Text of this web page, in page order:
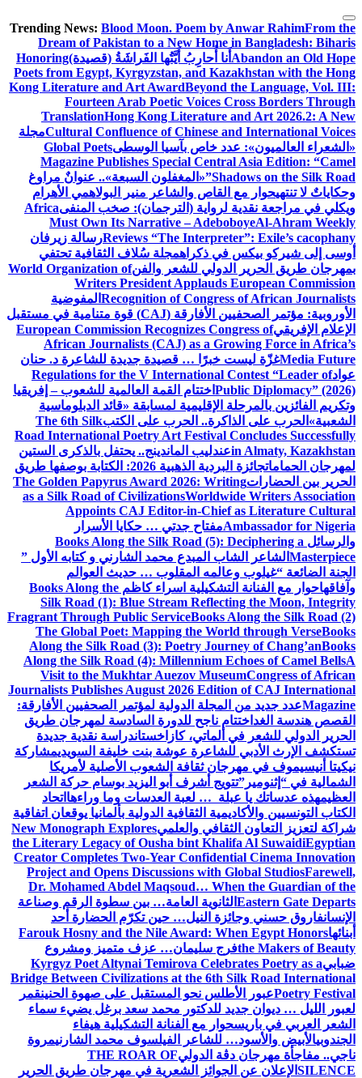
التجاوز
إلى
المحتوى
Trending News: Blood Moon. Poem by Anwar RahimFrom the
Dream of Pakistan to a New Home in Bangladesh: Biharis
Abandon an Old Hope أَنا أُحارِبُ أَيَّتُها الفَراشَةُ (قصيدة)Honoring
Poets from Egypt, Kyrgyzstan, and Kazakhstan with the Hong
Kong Literature and Art AwardBeyond the Language, Vol. III:
Fourteen Arab Poetic Voices Cross Borders Through
TranslationHong Kong Literature and Art 2026.2: A New
Cultural Confluence of Chinese and International Voicesمجلة
«الشعراء العالميون»: عدد خاص بآسيا الوسطىGlobal Poets
Magazine Publishes Special Central Asia Edition: “Camel
Shadows on the Silk Road” «المغفلون السبعة».. عنوانٌ مراوغ
وحكاياتٌ لا تنتهيحوار مع القاص والشاعر منير البولاهمي الأهرام
ويكلي في مراجعة نقدية لرواية (الترجمان): صخب المنفىAfrica
Must Own Its Narrative – AdeboboyeAl-Ahram Weekly
Reviews “The Interpreter”: Exile’s cacophanyرسالة زيرفان
أوسى إلى شيركو بيكس في ذكراهمجلة سُلاف الثقافية تحتفي
بمهرجان طريق الحرير الدولي للشعر والفنWorld Organization of
Writers President Applauds European Commission
Recognition of Congress of African Journalists المفوضية
الأوروبية: مؤتمر الصحفيين الأفارقة (CAJ) قوة متنامية في مستقبل
الإعلام الإفريقيEuropean Commission Recognizes Congress of
African Journalists (CAJ) as a Growing Force in Africa’s
Media Futureغزّة ليست خبرًا … قصيدة جديدة للشاعرة د. حنان
عوادRegulations for the V International Contest “Leader of
Public Diplomacy” (2026) اختتام القمة العالمية للشعوب – إفريقيا
وتكريم الفائزين بالمرحلة الإقليمية لمسابقة «قائد الدبلوماسية
الشعبية» الحرب على الذاكرة.. الحرب على الكتبThe 6th Silk
Road International Poetry Art Festival Concludes Successfully
in Almaty, Kazakhstanعندليب الماندينج.. يحتفل بالذكرى الستين
لمهرجان الحمامات
جائزة البردية الذهبية 2026: الكتابة بوصفها طريق
الحرير بين الحضاراتThe Golden Papyrus Award 2026: Writing
as a Silk Road of CivilizationsWorldwide Writers Association
Appoints CAJ Editor-in-Chief as Literature Cultural
Ambassador for Nigeriaمفتاح جدتي … حكايا الأسرار
والرسائل Books Along the Silk Road (5): Deciphering a
Masterpiece الشاعر الشاب المبدع محمد الشارني و كتابه الأول ”
الجنة الضائعة “غيلوب وعالمه المقلوب … حديث العوالم
وآفاقهاحوار مع الفنانة التشكيلية اسراء كاظم Books Along the
Silk Road (1): Blue Stream Reflecting the Moon, Integrity
Fragrant Through Public ServiceBooks Along the Silk Road (2)
The Global Poet: Mapping the World through VerseBooks
Along the Silk Road (3): Poetry Journey of Chang’anBooks
Along the Silk Road (4): Millennium Echoes of Camel BellsA
Visit to the Mukhtar Auezov MuseumCongress of African
Journalists Publishes August 2026 Edition of CAJ International
Magazineعدد جديد من المجلة الدولية لمؤتمر الصحفيين الأفارقة:
القصص هندسة الغد اختتام ناجح للدورة السادسة لمهرجان طريق
الحرير الدولي للشعر في ألماتي، كازاخستاندراسة نقدية جديدة
تستكشف الإرث الأدبي للشاعرة عوشة بنت خليفة السويديمشاركة
نيكيتا أنيسيموف في مهرجان ثقافة الشعوب الأصلية لأمريكا
الشمالية في “إثنومير”تتويج أشرف أبو اليزيد بوسام حركة الشعر
العظيمهذه عدساتك يا عبلة … لعبة العدسات وما وراءها اتحاد
الكتاب التونسيين والأكاديمية الثقافية الدولية بألمانيا يوقعان اتفاقية
شراكة لتعزيز التعاون الثقافي والعلميNew Monograph Explores
the Literary Legacy of Ousha bint Khalifa Al SuwaidiEgyptian
Creator Completes Two-Year Confidential Cinema Innovation
Project and Opens Discussions with Global StudiosFarewell,
Dr. Mohamed Abdel Maqsoud… When the Guardian of the
Eastern Gate Departs الثانوية العامة… بين سطوة الرقم وصناعة
الإنسانفاروق حسني وجائزة النيل… حين تكرّم الحضارة أحد
أبنائهاFarouk Hosny and the Nile Award: When Egypt Honors
the Makers of Beautyفرج سليمان… عزف متميز ومشروع
ضبابيKyrgyz Poet Altynai Temirova Celebrates Poetry as a
Bridge Between Civilizations at the 6th Silk Road International
Poetry Festivalعبور الأطلس نحو المستقبل على صهوة الحنينقمر
لعبور الليل … ديوان جديد للدكتور محمد سعد برغل يضيء سماء
الشعر العربي في باريسحوار مع الفنانة التشكيلية هيفاء
الجندوبيالأبيض والأسود… للشاعر الفيلسوف محمد الشارنيمروة
ناجي.. مفاجأة مهرجان دڨة الدوليTHE ROAR OF
SILENCE الإعلان عن الجوائز الشعرية في مهرجان طريق الحرير